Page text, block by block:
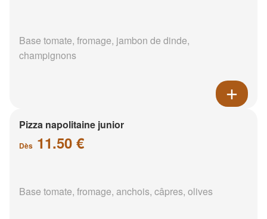
Base tomate, fromage, jambon de dinde,
champignons
Pizza napolitaine junior
Dès 11.50 €
Base tomate, fromage, anchois, câpres, olives